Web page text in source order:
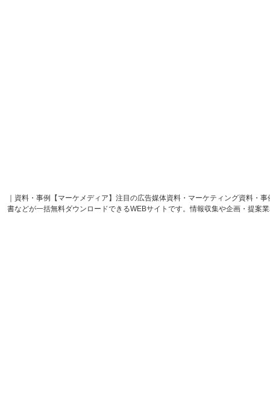
｜資料・事例【マーケメディア】注目の広告媒体資料・マーケティング資料・
書などが一括無料ダウンロードできるWEBサイトです。情報収集や企画・提案